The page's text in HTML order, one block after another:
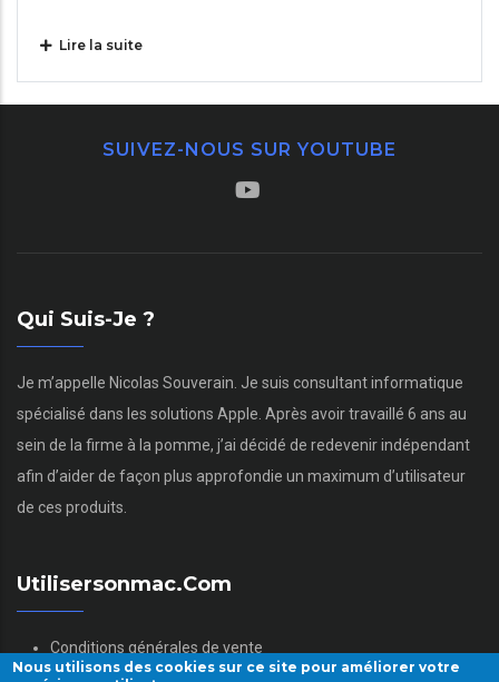
Lire la suite
SUIVEZ-NOUS SUR YOUTUBE
Qui Suis-Je ?
Je m’appelle Nicolas Souverain. Je suis consultant informatique
spécialisé dans les solutions Apple. Après avoir travaillé 6 ans au
sein de la firme à la pomme, j’ai décidé de redevenir indépendant
afin d’aider de façon plus approfondie un maximum d’utilisateur
de ces produits.
Utilisersonmac.com
Conditions générales de vente
Nous utilisons des cookies sur ce site pour améliorer votre